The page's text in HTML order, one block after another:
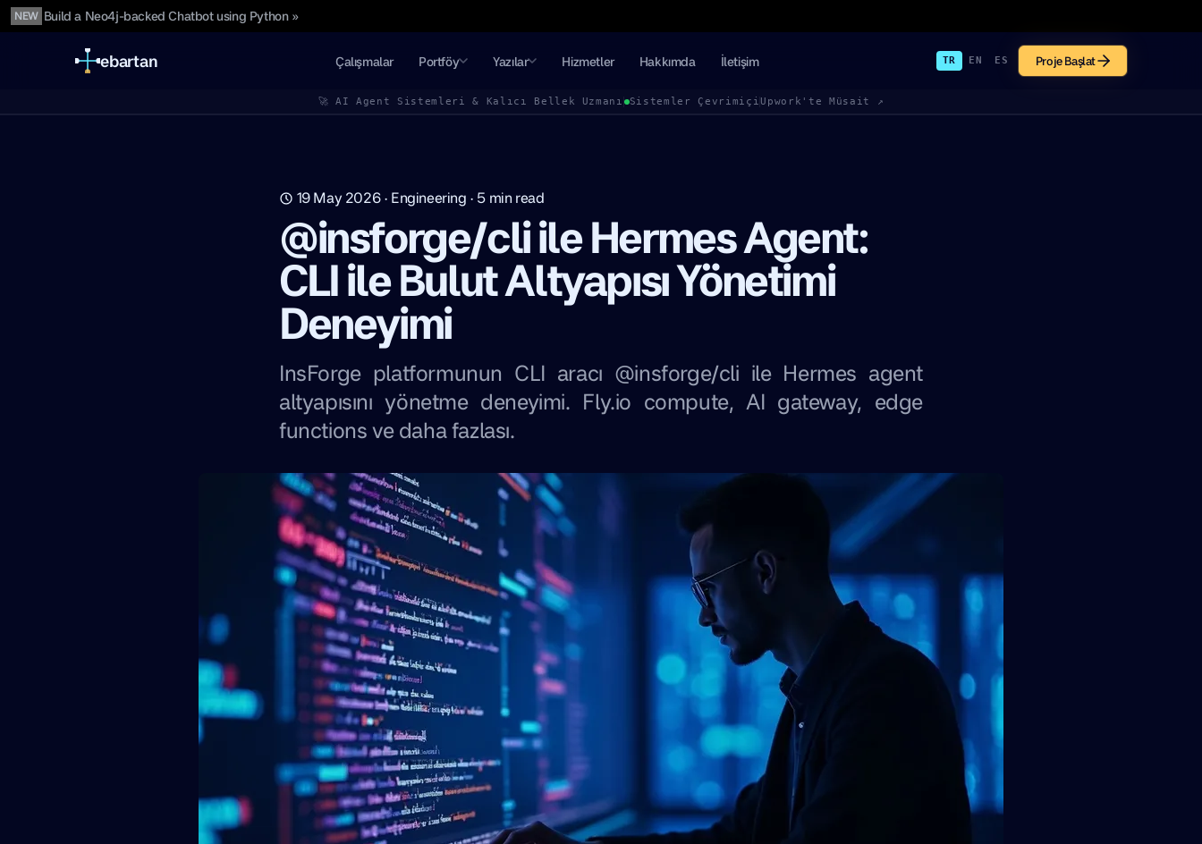
NEW Build a Neo4j-backed Chatbot using Python »
ebartan Çalışmalar Portföy Yazılar Hizmetler Hakkımda İletişim TR EN ES Proje Başlat
🚀 AI Agent Sistemleri & Kalıcı Bellek Uzmanı Sistemler Çevrimiçi Upwork'te Müsait ↗
19 May 2026· Engineering · 5 min read
@insforge/cli ile Hermes Agent:
CLI ile Bulut Altyapısı Yönetimi
Deneyimi
InsForge platformunun CLI aracı @insforge/cli ile Hermes agent
altyapısını yönetme deneyimi. Fly.io compute, AI gateway, edge
functions ve daha fazlası.